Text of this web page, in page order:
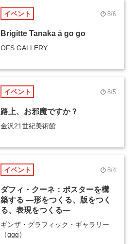
イベント 8/6
Brigitte Tanaka ā go go
OFS GALLERY
イベント 8/5
路上、お邪魔ですか？
金沢21世紀美術館
イベント 8/4
ダフィ・クーネ：ポスターを構
築する ―形をつくる、版をつく
る、表現をつくる―
ギンザ・グラフィック・ギャラリー
（ggg）